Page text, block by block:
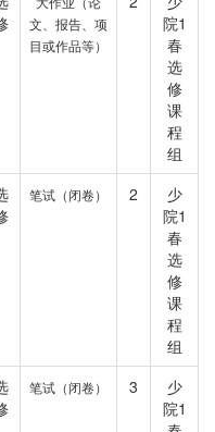
文、报告、项
目或作品等）
院1
春
选
修
课
程
组
笔试（闭卷） 2
少
院1
春
选
修
课
程
组
笔试（闭卷） 3
少
院1